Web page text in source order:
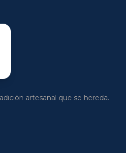
artesanal que se hereda.